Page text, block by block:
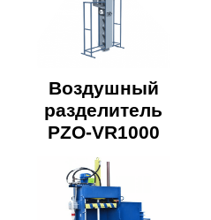
Воздушный
разделитель
PZO-VR1000